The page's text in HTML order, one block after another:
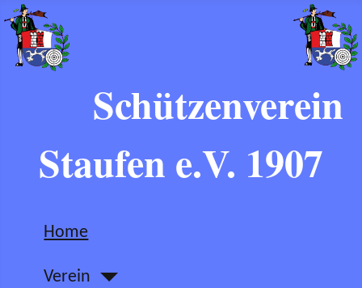
Schützenverein
Staufen e.V. 1907
Home
Verein